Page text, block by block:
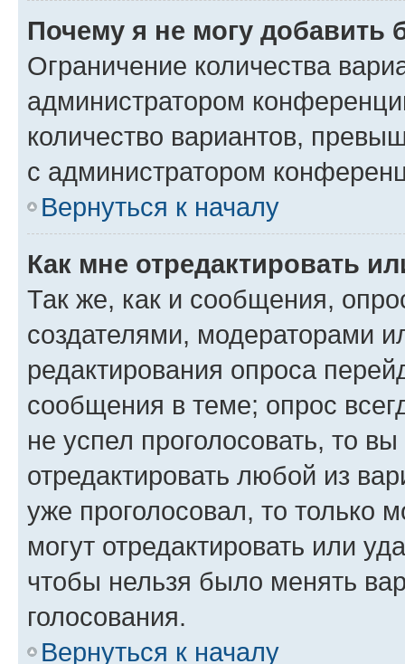
Почему я не могу добавить
Ограничение количества
администратором
количество вариантов,
с администратором
Вернуться к началу
Как мне отредактировать
Так же, как и сообщения,
создателями, модераторами
редактирования опроса
сообщения в теме; опрос
не успел проголосовать, то
отредактировать любой из
уже проголосовал, то только
могут отредактировать или
чтобы нельзя было менять
голосования.
Вернуться к началу